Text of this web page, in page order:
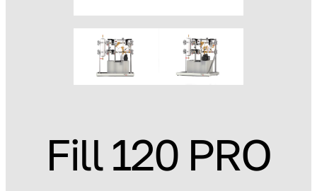
Fill 120 PRO